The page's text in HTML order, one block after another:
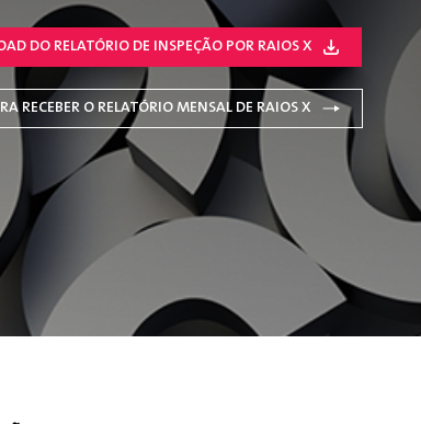
DO RELATÓRIO DE INSPEÇÃO POR RAIOS X
RECEBER O RELATÓRIO MENSAL DE RAIOS X